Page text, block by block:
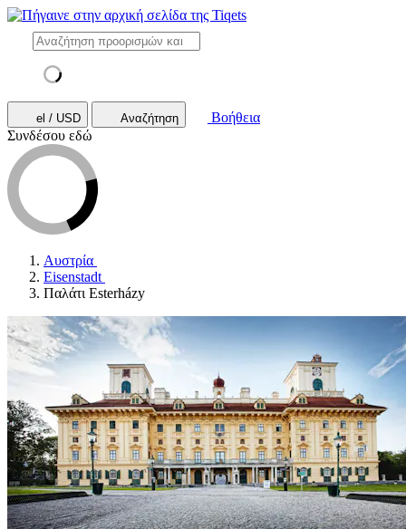
el / USD Αναζήτηση
Βοήθεια
Συνδέσου εδώ
Αυστρία
Eisenstadt
Παλάτι Esterházy